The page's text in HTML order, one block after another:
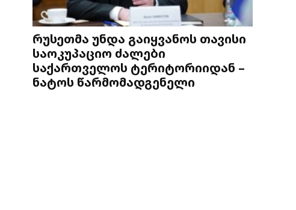
რუსეთმა უნდა გაიყვანოს თავისი
საოკუპაციო ძალები
საქართველოს ტერიტორიიდან –
ნატოს წარმომადგენელი